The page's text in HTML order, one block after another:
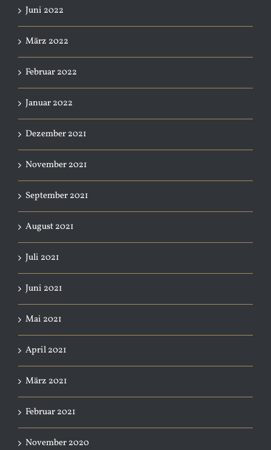
Juni 2022
März 2022
Februar 2022
Januar 2022
Dezember 2021
November 2021
September 2021
August 2021
Juli 2021
Juni 2021
Mai 2021
April 2021
März 2021
Februar 2021
November 2020